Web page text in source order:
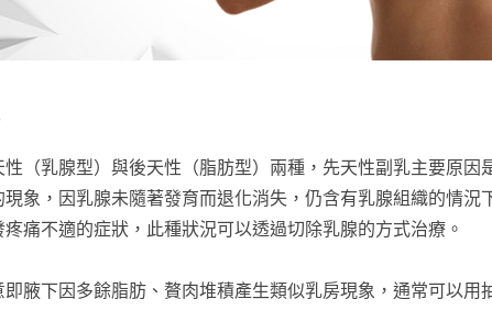
（乳腺型）與後天性（脂肪型）兩種，先天性副乳主要原因
象，因乳腺未隨著發育而退化消失，仍含有乳腺組織的情況
痛不適的症狀，此種狀況可以透過切除乳腺的方式治療。
腋下因多餘脂肪、贅肉堆積產生類似乳房現象，通常可以用